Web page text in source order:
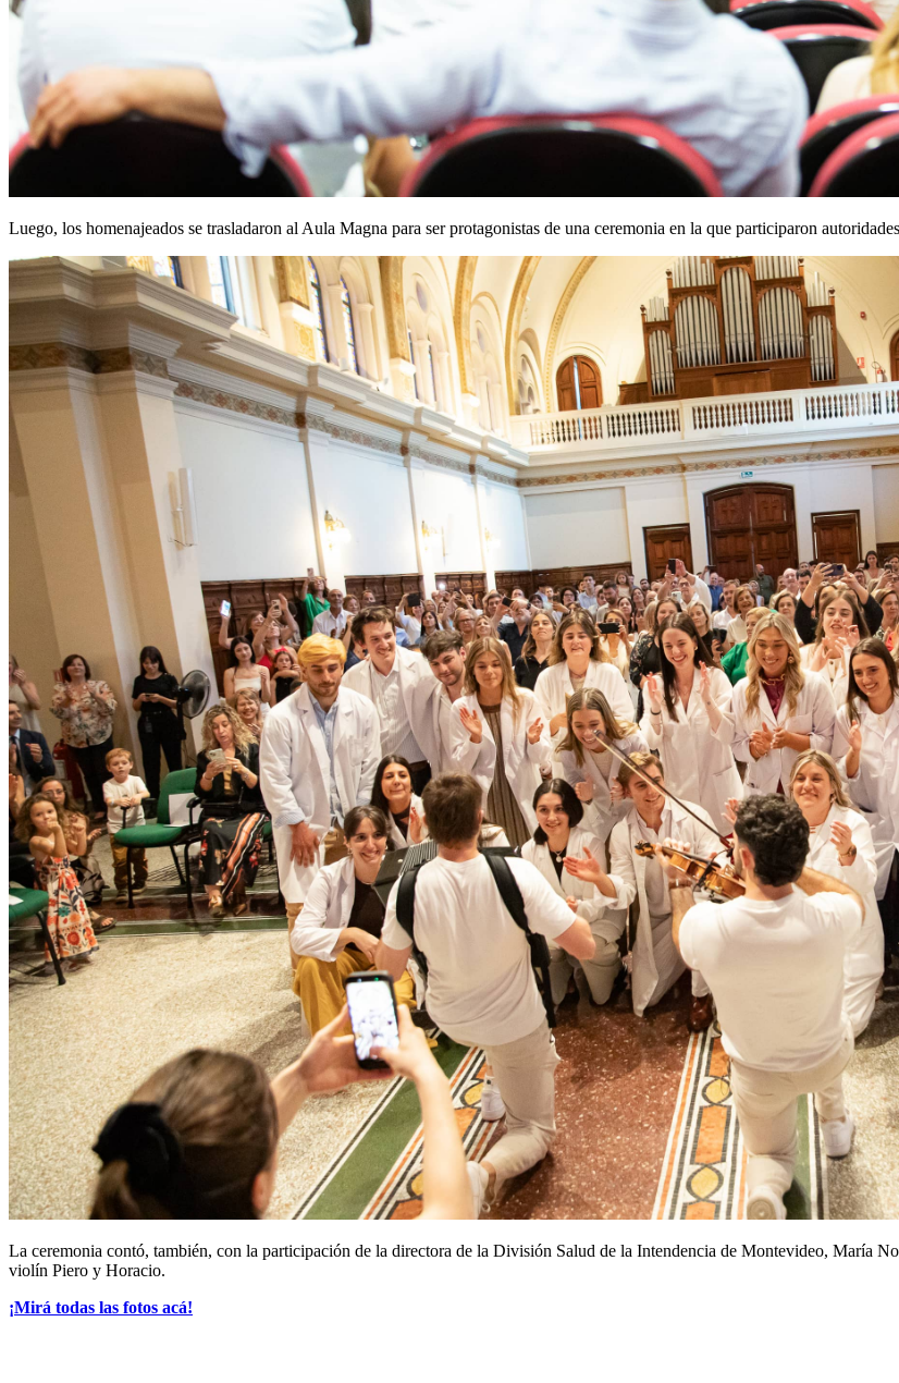
Luego, los homenajeados se trasladaron al Aula Magna para ser protagonistas de una ceremonia en la que participaron
La ceremonia contó, también, con la participación de la directora de la División Salud de la Intendencia de Montevideo, María
violín Piero y Horacio.
¡Mirá todas las fotos acá!